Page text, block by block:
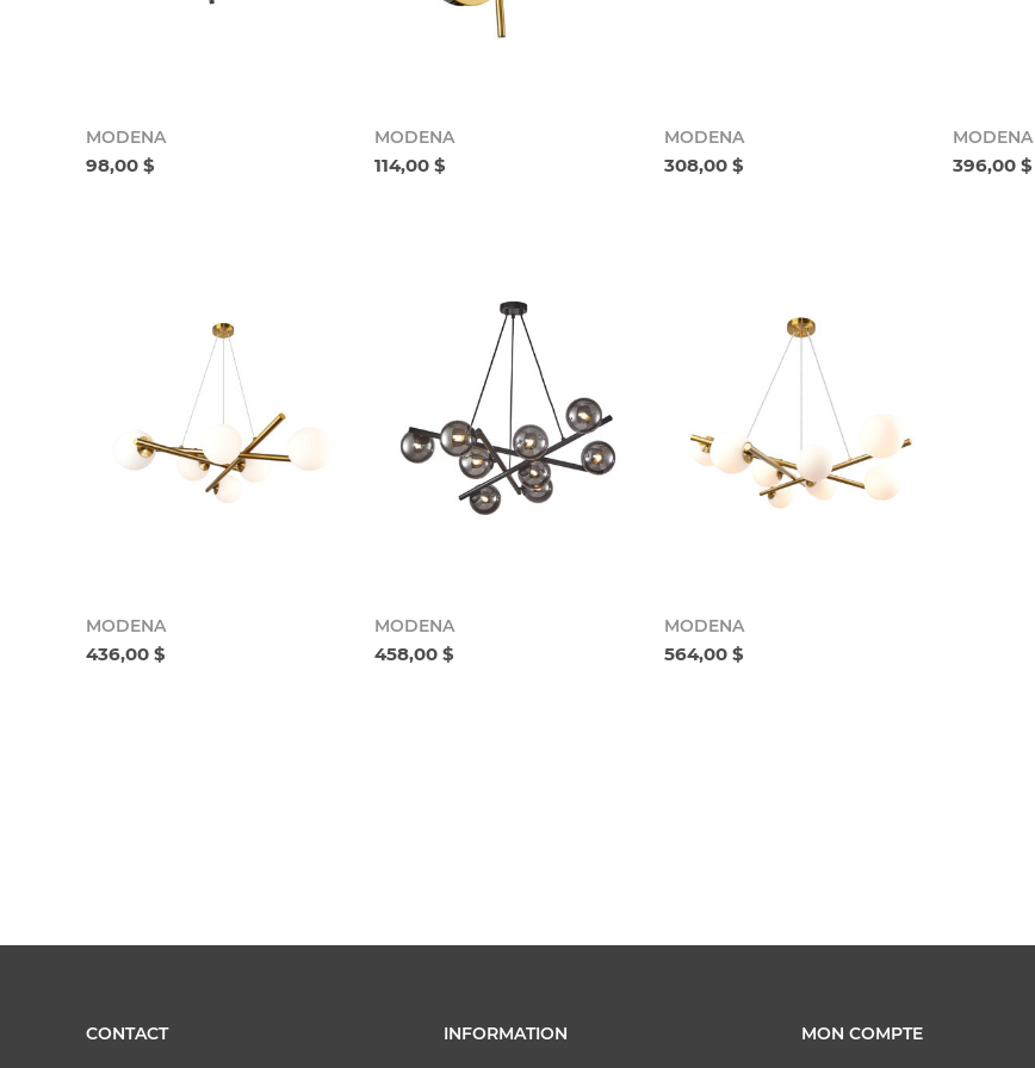
MODENA
98,00 $
MODENA
114,00 $
MODENA
308,00 $
MODENA
396,00 $
MODENA
436,00 $
MODENA
458,00 $
MODENA
564,00 $
CONTACT INFORMATION MON COMPTE